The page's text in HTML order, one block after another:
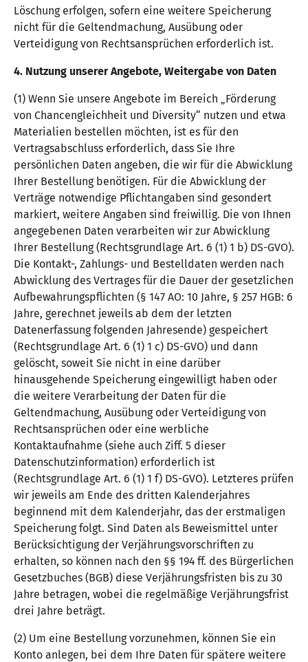
Löschung erfolgen, sofern eine weitere Speicherung
nicht für die Geltendmachung, Ausübung oder
Verteidigung von Rechtsansprüchen erforderlich ist.
4. Nutzung unserer Angebote, Weitergabe von Daten
(1) Wenn Sie unsere Angebote im Bereich „Förderung
von Chancengleichheit und Diversity“ nutzen und etwa
Materialien bestellen möchten, ist es für den
Vertragsabschluss erforderlich, dass Sie Ihre
persönlichen Daten angeben, die wir für die Abwicklung
Ihrer Bestellung benötigen. Für die Abwicklung der
Verträge notwendige Pflichtangaben sind gesondert
markiert, weitere Angaben sind freiwillig. Die von Ihnen
angegebenen Daten verarbeiten wir zur Abwicklung
Ihrer Bestellung (Rechtsgrundlage Art. 6 (1) 1 b) DS-GVO).
Die Kontakt-, Zahlungs- und Bestelldaten werden nach
Abwicklung des Vertrages für die Dauer der gesetzlichen
Aufbewahrungspflichten (§ 147 AO: 10 Jahre, § 257 HGB: 6
Jahre, gerechnet jeweils ab dem der letzten
Datenerfassung folgenden Jahresende) gespeichert
(Rechtsgrundlage Art. 6 (1) 1 c) DS-GVO) und dann
gelöscht, soweit Sie nicht in eine darüber
hinausgehende Speicherung eingewilligt haben oder
die weitere Verarbeitung der Daten für die
Geltendmachung, Ausübung oder Verteidigung von
Rechtsansprüchen oder eine werbliche
Kontaktaufnahme (siehe auch Ziff. 5 dieser
Datenschutzinformation) erforderlich ist
(Rechtsgrundlage Art. 6 (1) 1 f) DS-GVO). Letzteres prüfen
wir jeweils am Ende des dritten Kalenderjahres
beginnend mit dem Kalenderjahr, das der erstmaligen
Speicherung folgt. Sind Daten als Beweismittel unter
Berücksichtigung der Verjährungsvorschriften zu
erhalten, so können nach den §§ 194 ff. des Bürgerlichen
Gesetzbuches (BGB) diese Verjährungsfristen bis zu 30
Jahre betragen, wobei die regelmäßige Verjährungsfrist
drei Jahre beträgt.
(2) Um eine Bestellung vorzunehmen, können Sie ein
Konto anlegen, bei dem Ihre Daten für spätere weitere